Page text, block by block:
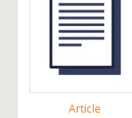
Article